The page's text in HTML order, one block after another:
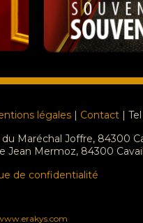
légales | Contact |
Maréchal Joffre, 84300
Jean Mermoz, 84300
de confidentialité